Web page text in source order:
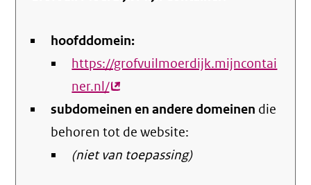
hoofddomein:
https://grofvuilmoerdijk.mijncontai
ner.nl/(externe
link)
subdomeinen en andere domeinen die
behoren tot de website:
(niet van toepassing)